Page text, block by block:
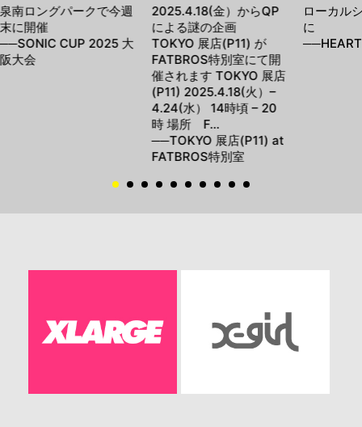
泉南ロングパークで今週
末に開催
──SONIC CUP 2025 大
阪大会
2025.4.18(金）からQP
による謎の企画
TOKYO 展店(P11) が
FATBROS特別室にて開
催されます TOKYO 展店
(P11) 2025.4.18(火）–
4.24(水） 14時頃 – 20
時 場所 F…
──TOKYO 展店(P11) at
FATBROS特別室
ローカル
に